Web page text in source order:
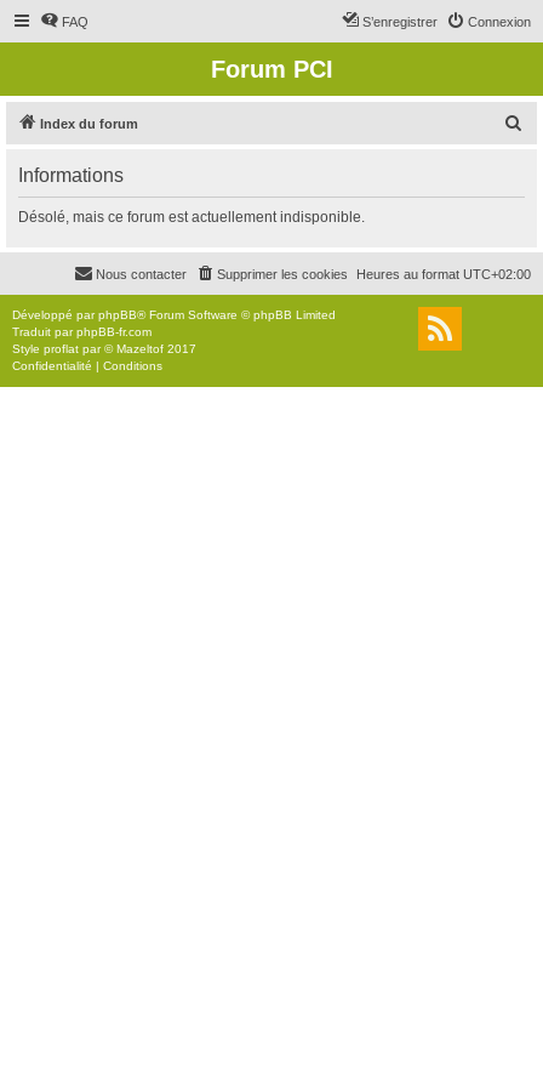
FAQ Connexion
S’enregistrer
Forum PCI
Index du forum
r
c
r
Informations
Désolé, mais ce forum est actuellement indisponible.
Heures au format UTC+02:00
Supprimer les cookies
Nous contacter
Développé parphpBB® Forum Software © phpBB Limited
Traduit parphpBB-fr.com
Style proflat par ©Mazeltof 2017
Confidentialité | Conditions